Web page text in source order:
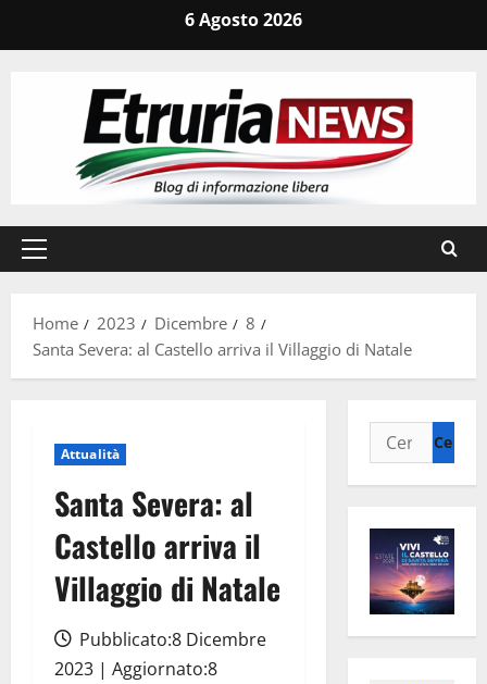
6 Agosto 2026
Menu
Home
2023 Dicembre
8
Santa Severa: al Castello arriva il Villaggio di Natale
Attualità
Santa Severa: al
Castello arriva il
Villaggio di Natale
Pubblicato:8 Dicembre
2023 | Aggiornato:8
Ricerca
per: